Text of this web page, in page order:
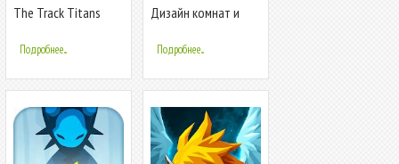
The Track Titans
Подробнее...
Дизайн комнат и
Подробнее...